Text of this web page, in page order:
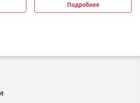
Подробнее